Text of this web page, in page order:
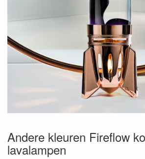
Andere kleuren Fireflow
lavalampen